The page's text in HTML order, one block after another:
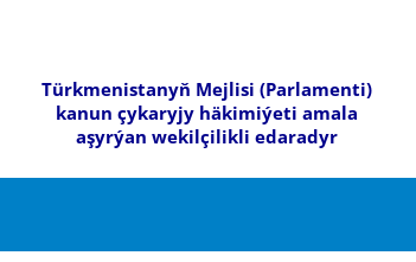
Türkmenistanyň Mejlisi (Parlamenti)
kanun çykaryjy häkimiýeti amala
aşyrýan wekilçilikli edaradyr